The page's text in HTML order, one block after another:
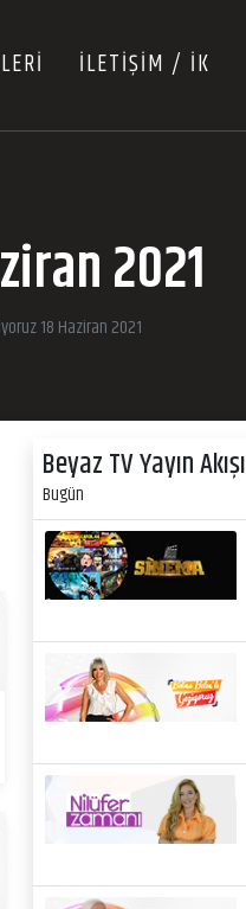
İLETİŞİM / İK
2021
18 Haziran 2021
Beyaz TV Yayın Akışı
Bugün